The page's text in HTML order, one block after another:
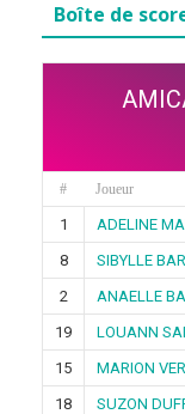
Boîte de
# Joueur
1 ADELINE
8
SIBYLLE
2
ANAELLE
19
LOUANN
15
MARION
18
SUZON